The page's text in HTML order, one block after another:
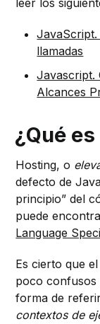
leer los
JavaScript.
llamadas
Javascript.
Alcances
¿Qué
Hosting, o
defecto de
principio” del
puede
Language
Es cierto que
poco confusos
forma de
contextos de